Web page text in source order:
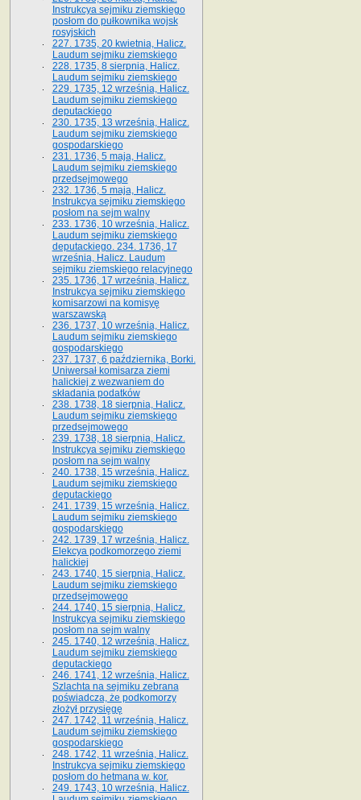
Instrukcya sejmiku ziemskiego
posłom do pułkownika wojsk
rosyjskich
227. 1735, 20 kwietnia, Halicz.
Laudum sejmiku ziemskiego
228. 1735, 8 sierpnia, Halicz.
Laudum sejmiku ziemskiego
229. 1735, 12 września, Halicz.
Laudum sejmiku ziemskiego
deputackiego
230. 1735, 13 września, Halicz.
Laudum sejmiku ziemskiego
gospodarskiego
231. 1736, 5 maja, Halicz.
Laudum sejmiku ziemskiego
przedsejmowego
232. 1736, 5 maja, Halicz.
Instrukcya sejmiku ziemskiego
posłom na sejm walny
233. 1736, 10 września, Halicz.
Laudum sejmiku ziemskiego
deputackiego. 234. 1736, 17
września, Halicz. Laudum
sejmiku ziemskiego relacyjnego
235. 1736, 17 września, Halicz.
Instrukcya sejmiku ziemskiego
komisarzowi na komisyę
warszawską
236. 1737, 10 września, Halicz.
Laudum sejmiku ziemskiego
gospodarskiego
237. 1737, 6 października, Borki.
Uniwersał komisarza ziemi
halickiej z wezwaniem do
składania podatków
238. 1738, 18 sierpnia, Halicz.
Laudum sejmiku ziemskiego
przedsejmowego
239. 1738, 18 sierpnia, Halicz.
Instrukcya sejmiku ziemskiego
posłom na sejm walny
240. 1738, 15 września, Halicz.
Laudum sejmiku ziemskiego
deputackiego
241. 1739, 15 września, Halicz.
Laudum sejmiku ziemskiego
gospodarskiego
242. 1739, 17 września, Halicz.
Elekcya podkomorzego ziemi
halickiej
243. 1740, 15 sierpnia, Halicz.
Laudum sejmiku ziemskiego
przedsejmowego
244. 1740, 15 sierpnia, Halicz.
Instrukcya sejmiku ziemskiego
posłom na sejm walny
245. 1740, 12 września, Halicz.
Laudum sejmiku ziemskiego
deputackiego
246. 1741, 12 września, Halicz.
Szlachta na sejmiku zebrana
poświadcza, że podkomorzy
złożył przysięgę
247. 1742, 11 września, Halicz.
Laudum sejmiku ziemskiego
gospodarskiego
248. 1742, 11 września, Halicz.
Instrukcya sejmiku ziemskiego
posłom do hetmana w. kor.
249. 1743, 10 września, Halicz.